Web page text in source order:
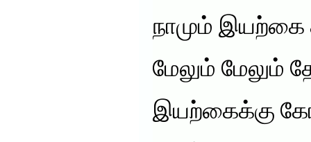
நாமும் இயற்கை
மேலும் மேலும்
இயற்கைக்கு